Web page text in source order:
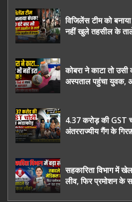
विजिलेंस टीम को
नहीं खुले तहसील के
कोबरा ने काटा तो
अस्पताल पहुंचा युवक,
4.37 करोड़ की GST
अंतरराज्यीय गैंग के
सहकारिता विभाग में
लीव, फिर प्रमोशन के